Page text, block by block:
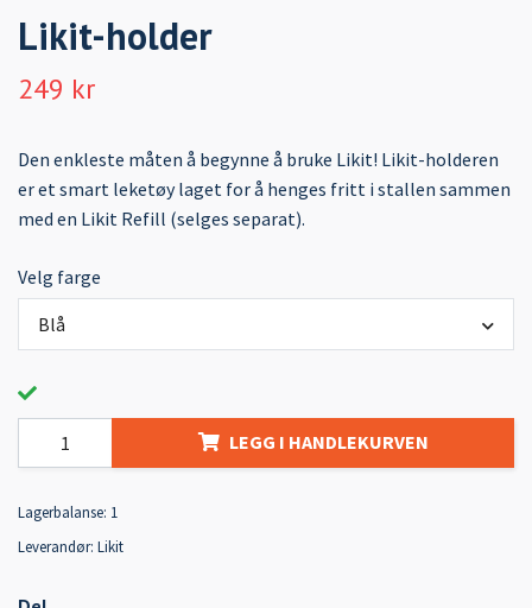
Likit-holder
249 kr
Den enkleste måten å begynne å bruke Likit! Likit-holderen
er et smart leketøy laget for å henges fritt i stallen sammen
med en Likit Refill (selges separat).
Velg farge
Blå
LEGG I HANDLEKURVEN
Lagerbalanse: 1
Leverandør: Likit